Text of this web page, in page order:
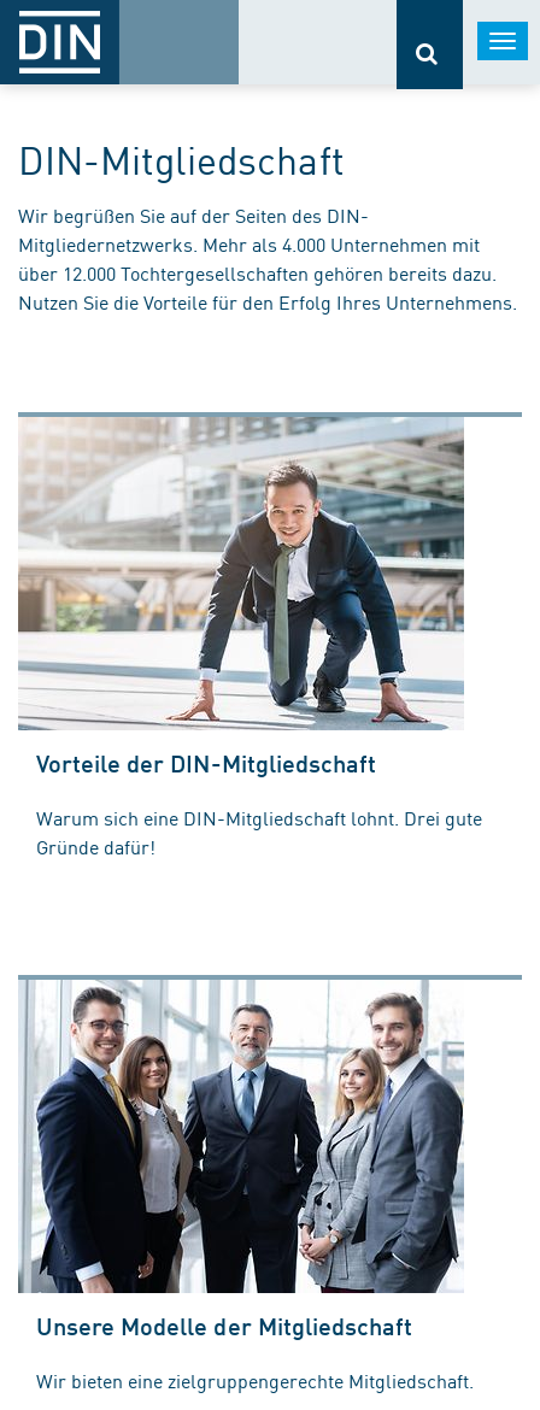
DIN-Mitgliedschaft
Wir begrüßen Sie auf der Seiten des DIN-
Mitgliedernetzwerks. Mehr als 4.000 Unternehmen mit
über 12.000 Tochtergesellschaften gehören bereits dazu.
Nutzen Sie die Vorteile für den Erfolg Ihres Unternehmens.
Vorteile der DIN-Mitgliedschaft
Warum sich eine DIN-Mitgliedschaft lohnt. Drei gute
Gründe dafür!
Unsere Modelle der Mitgliedschaft
Wir bieten eine zielgruppengerechte Mitgliedschaft.